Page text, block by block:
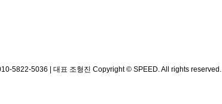
5822-5036 | 대표 조형진 Copyright © SPEED. All rights reserved.